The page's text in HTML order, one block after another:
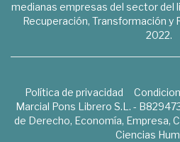
medianas empresas del sector del
Recuperación, Transformación y
2022.
Política de privacidad
Marcial Pons Librero S.L. -
de Derecho, Economía, Empresa,
Ciencias